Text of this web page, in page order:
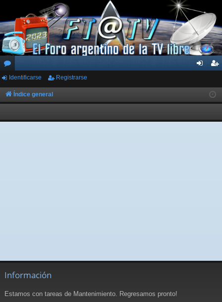
or
os
ar
ist
rs
Identificarse Registrarse
Índice general
Información
Estamos con tareas de Mantenimiento. Regresamos pronto!